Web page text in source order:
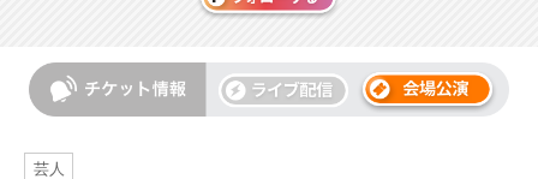
芸人